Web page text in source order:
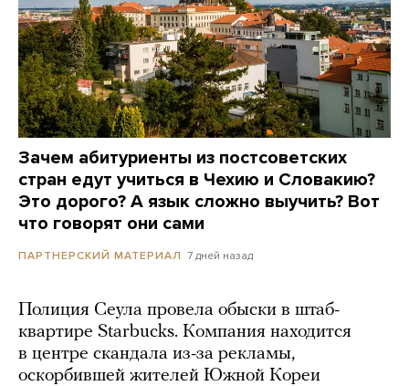
Зачем абитуриенты из постсоветских
стран едут учиться в Чехию и Словакию?
Это дорого? А язык сложно выучить? Вот
что говорят они сами
ПАРТНЕРСКИЙ МАТЕРИАЛ 7 дней назад
Полиция Сеула провела обыски в штаб-
квартире Starbucks. Компания находится
в центре скандала из-за рекламы,
оскорбившей жителей Южной Кореи